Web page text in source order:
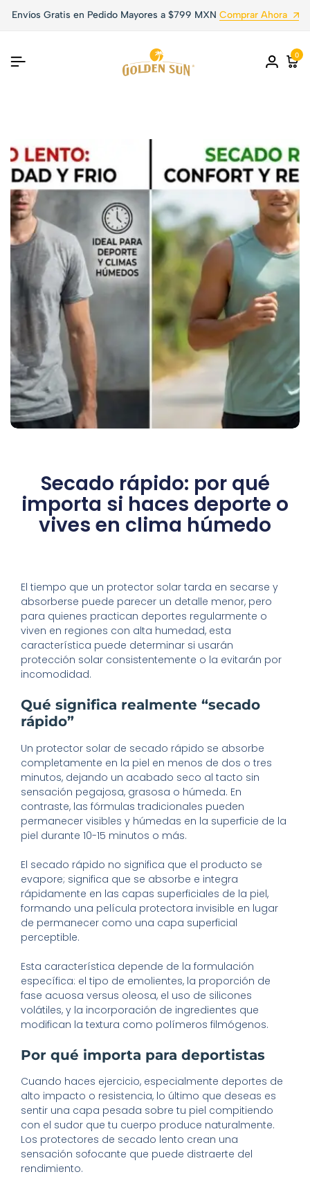
Envíos Gratis en Pedido Mayores a $799 MXN Comprar Ahora
0
Secado rápido: por qué
importa si haces deporte o
vives en clima húmedo
El tiempo que un protector solar tarda en secarse y
absorberse puede parecer un detalle menor, pero
para quienes practican deportes regularmente o
viven en regiones con alta humedad, esta
característica puede determinar si usarán
protección solar consistentemente o la evitarán por
incomodidad.
Qué significa realmente “secado
rápido”
Un protector solar de secado rápido se absorbe
completamente en la piel en menos de dos o tres
minutos, dejando un acabado seco al tacto sin
sensación pegajosa, grasosa o húmeda. En
contraste, las fórmulas tradicionales pueden
permanecer visibles y húmedas en la superficie de la
piel durante 10-15 minutos o más.
El secado rápido no significa que el producto se
evapore; significa que se absorbe e integra
rápidamente en las capas superficiales de la piel,
formando una película protectora invisible en lugar
de permanecer como una capa superficial
perceptible.
Esta característica depende de la formulación
específica: el tipo de emolientes, la proporción de
fase acuosa versus oleosa, el uso de silicones
volátiles, y la incorporación de ingredientes que
modifican la textura como polímeros filmógenos.
Por qué importa para deportistas
Cuando haces ejercicio, especialmente deportes de
alto impacto o resistencia, lo último que deseas es
sentir una capa pesada sobre tu piel compitiendo
con el sudor que tu cuerpo produce naturalmente.
Los protectores de secado lento crean una
sensación sofocante que puede distraerte del
rendimiento.